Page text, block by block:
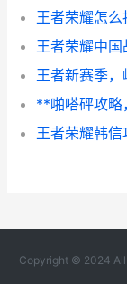
王者荣耀怎
Copyright © 2024